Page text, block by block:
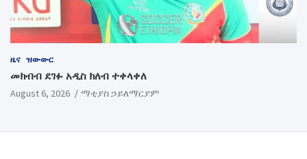
ዜና ዝውውር
መክብብ ደገፉ አዲስ ክለብ ተቀላቀለ
August 6, 2026 ማቲያስ ኃይለማርያም